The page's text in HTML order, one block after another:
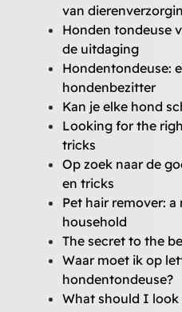
van
Honden tondeuse
de uitdaging
Hondentondeuse:
hondenbezitter
Kan je elke hond
Looking for the
tricks
Op zoek naar de
en tricks
Pet hair remover:
household
The secret to the
Waar moet ik op
hondentondeuse?
What should I